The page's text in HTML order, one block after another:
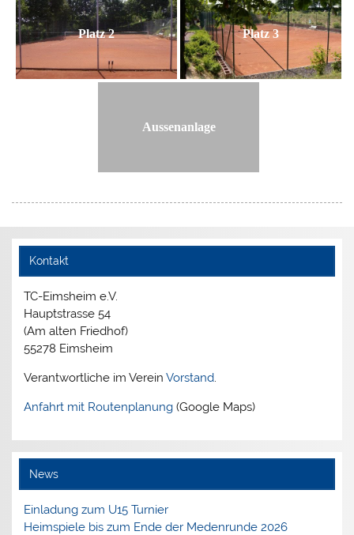
Platz 2 Platz 3
Aussenanlage
Kontakt
TC-Eimsheim e.V.
Hauptstrasse 54
(Am alten Friedhof)
55278 Eimsheim
Verantwortliche im VereinVorstand.
Anfahrt mit Routenplanung (Google Maps)
News
Einladung zum U15 Turnier
Heimspiele bis zum Ende der Medenrunde 2026